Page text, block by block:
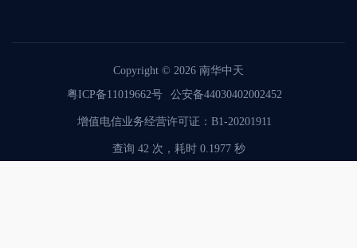
Copyright © 2026 南华中天
粤ICP备11019662号
公安备44030402002452
增值电信业务经营许可证：B1-20201911
查询 42 次，耗时 0.1977 秒